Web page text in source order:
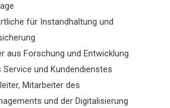
für Instandhaltung und
aus Forschung und Entwicklung
Service und Kundendienstes
Mitarbeiter des
und der Digitalisierung